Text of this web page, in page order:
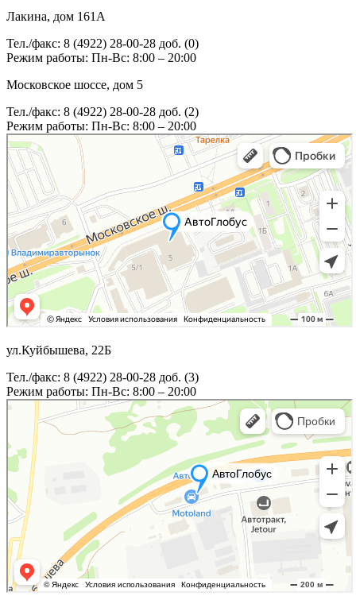
Лакина, дом 161А
Тел./факс: 8 (4922) 28-00-28 доб. (0)
Режим работы: Пн-Вс: 8:00 – 20:00
Московское шоссе, дом 5
Тел./факс: 8 (4922) 28-00-28 доб. (2)
Режим работы: Пн-Вс: 8:00 – 20:00
ул.Куйбышева, 22Б
Тел./факс: 8 (4922) 28-00-28 доб. (3)
Режим работы: Пн-Вс: 8:00 – 20:00